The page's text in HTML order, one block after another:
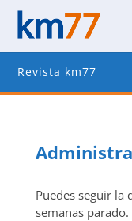
Revista km77
Puedes seguir la
semanas